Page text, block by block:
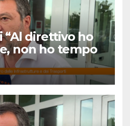
“Al direttivo ho
non ho tempo